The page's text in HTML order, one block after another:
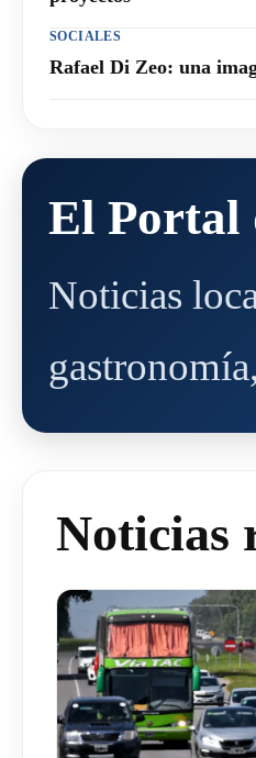
SOCIALES
Rafael Di Zeo: una
El Portal
Noticias
Noticias